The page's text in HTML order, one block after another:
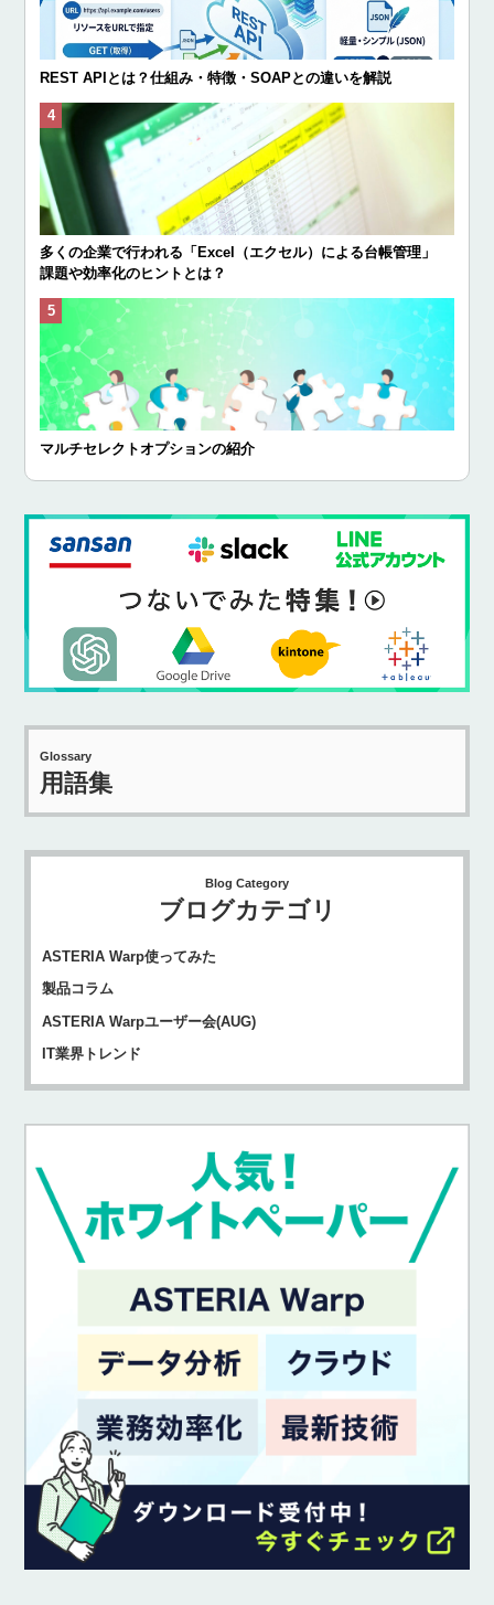
REST APIとは？仕組み・特徴・SOAPとの違いを解説
多くの企業で行われる「Excel（エクセル）による台帳管理」
課題や効率化のヒントとは？
マルチセレクトオプションの紹介
Glossary
用語集
Blog Category
ブログカテゴリ
ASTERIA Warp使ってみた
製品コラム
ASTERIA Warpユーザー会(AUG)
IT業界トレンド